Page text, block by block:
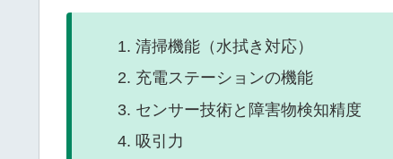
清掃機能（水拭き対応）
充電ステーションの機能
センサー技術と障害物検知精度
吸引力